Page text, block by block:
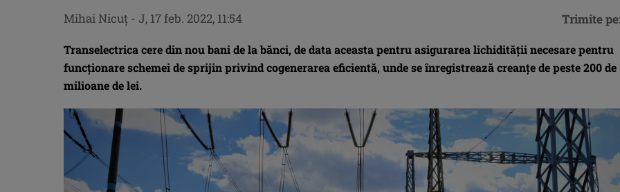
Transelectrica cere din nou bani de la bănci, de data aceasta pentru asigurarea lichidității necesare pentru
funcționare schemei de sprijin privind cogenerarea eficientă, unde se înregistrează creanțe de peste 200 de
milioane de lei.
Mihai Nicuţ - J, 17 feb. 2022, 11:54 Trimite pe: